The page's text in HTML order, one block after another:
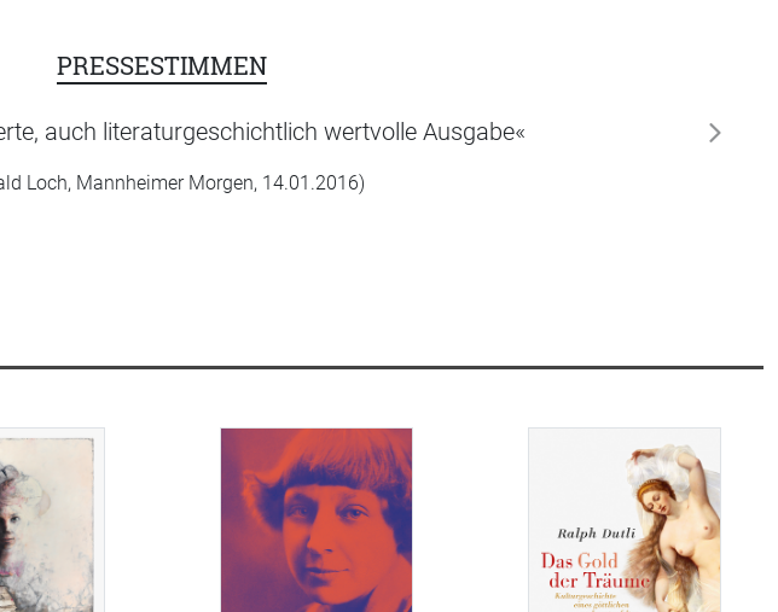
PRESSESTIMMEN
auch literaturgeschichtlich wertvolle Ausgabe«
Loch, Mannheimer Morgen, 14.01.2016)
weiter